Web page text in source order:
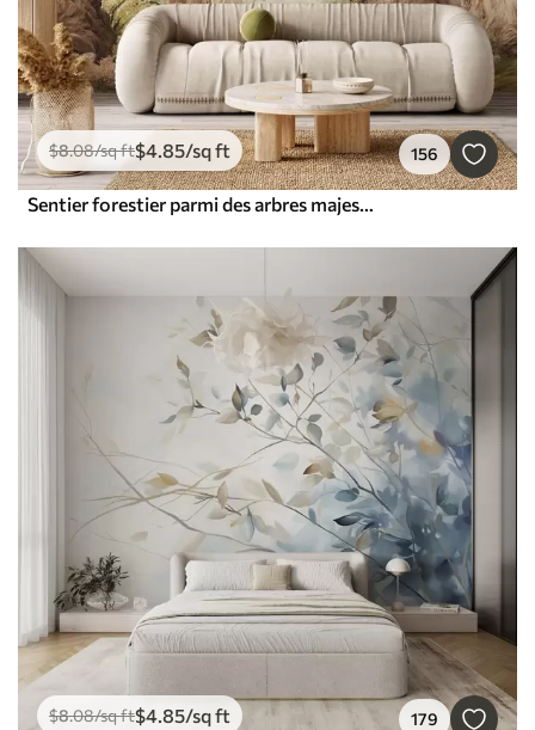
$8.08/sq ft$4.85/sq ft 156
Sentier forestier parmi des arbres majestueux, style aquarelle
$8.08/sq ft$4.85/sq ft 179